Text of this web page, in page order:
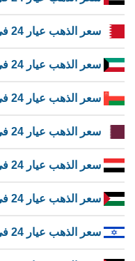
سعر الذهب عيار 24 في البحرين اليوم
سعر الذهب عيار 24 في الكويت اليوم
سعر الذهب عيار 24 في عمان اليوم
سعر الذهب عيار 24 في قطر اليوم
سعر الذهب عيار 24 في اليمن اليوم
سعر الذهب عيار 24 في فلسطين اليوم
سعر الذهب عيار 24 في اسرائيل اليوم